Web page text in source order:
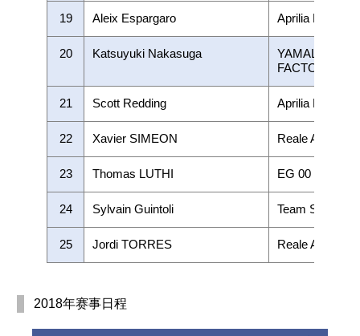
19 Aleix Espargaro Aprilia Racing
20 Katsuyuki Nakasuga
YAMALUBE
FACTORY
21 Scott Redding Aprilia Racing
22 Xavier SIMEON Reale Avintia
23 Thomas LUTHI EG 00 Marc
24 Sylvain Guintoli Team SUZUKI
25 Jordi TORRES Reale Avintia
2018年赛事日程